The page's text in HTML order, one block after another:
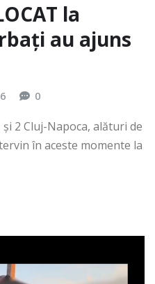
la
au ajuns
0
2 Cluj-Napoca, alături de
în aceste momente la